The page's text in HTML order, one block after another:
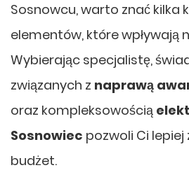
Sosnowcu, warto znać kilka
elementów, które wpływają
Wybierając specjalistę,
związanych z naprawą
oraz kompleksowością
Sosnowiec pozwoli Ci
budżet.